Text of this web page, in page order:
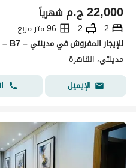
ج.م22,000 شهرياً
2
2
96 متر مربع
للإيجار المفروش في مدينتي – B7 – مساحة 96 متر – بسعر مميز
مدينتي، القاهرة
الإيميل